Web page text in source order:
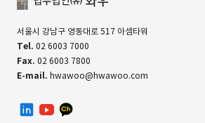
서울시 강남구 영동대로 517 아셈타워
Tel. 02 6003 7000
Fax. 02 6003 7800
E-mail. hwawoo@hwawoo.com